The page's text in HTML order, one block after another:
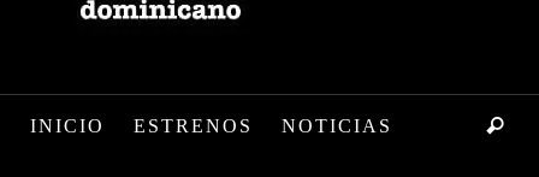
INICIO ESTRENOS NOTICIAS